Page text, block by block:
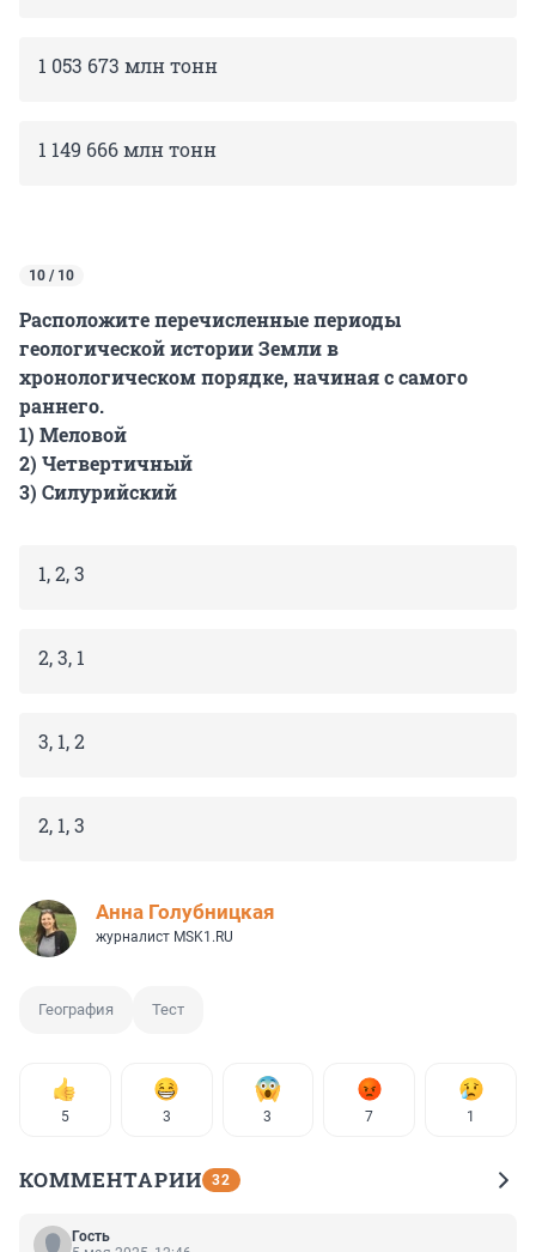
1 053 673 млн тонн
1 149 666 млн тонн
10 / 10
Расположите перечисленные периоды
геологической истории Земли в
хронологическом порядке, начиная с самого
раннего.
1) Меловой
2) Четвертичный
3) Силурийский
1, 2, 3
2, 3, 1
3, 1, 2
2, 1, 3
Анна Голубницкая
журналист MSK1.RU
География Тест
5 3 3 7 1
КОММЕНТАРИИ 32
Гость